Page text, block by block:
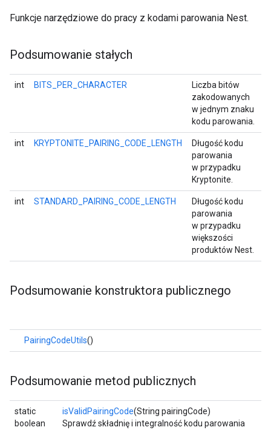
Funkcje narzędziowe do pracy z kodami parowania Nest.
Podsumowanie stałych
int BITS_PER_CHARACTER
Liczba bitów
zakodowanych
w jednym znaku
kodu parowania.
int KRYPTONITE_PAIRING_CODE_LENGTH
Długość kodu
parowania
w przypadku
Kryptonite.
int STANDARD_PAIRING_CODE_LENGTH
Długość kodu
parowania
w przypadku
większości
produktów Nest.
Podsumowanie konstruktora publicznego
PairingCodeUtils()
Podsumowanie metod publicznych
static
boolean
isValidPairingCode(String pairingCode)
Sprawdź składnię i integralność kodu parowania